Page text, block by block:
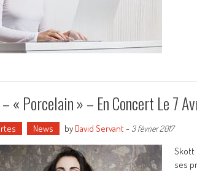
« Porcelain » – En Concert Le 7
News by David Servant- 3 février 2017
Skott
ses